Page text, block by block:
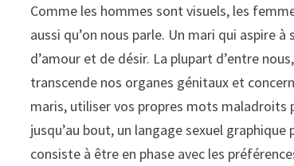
Comme les hommes sont visuels, les
aussi qu’on nous parle. Un mari qui aspire
d’amour et de désir. La plupart d’entre
transcende nos organes génitaux et
maris, utiliser vos propres mots maladroits
jusqu’au bout, un langage sexuel
consiste à être en phase avec les